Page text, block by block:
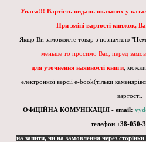
Увага!!! Вартість видань вказаних у
При зміні вартості книжок,
Якщо Ви замовляєте товар з позначкою "
меньше то просимо Вас, перед
для уточнення наявності книги ,
електронної версії e-book(тільки
вартості.
ОФіЦІЙНА КОМУНІКАЦІЯ - email:
телефон +38-050-
на запити, чи на замовлення через